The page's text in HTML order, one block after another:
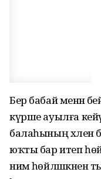
Бер бабай менән
күрше ауылға
балаһының хәлен
юҡты бар итеп
нимә һөйләшкәнен